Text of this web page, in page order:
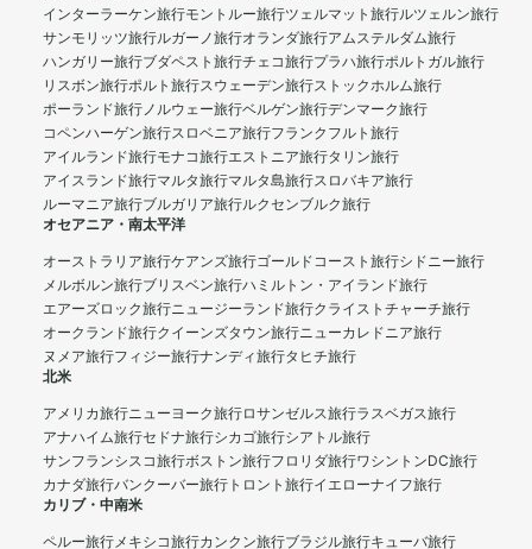
インターラーケン旅行モントルー旅行ツェルマット旅行ルツェルン旅行
サンモリッツ旅行ルガーノ旅行オランダ旅行アムステルダム旅行
ハンガリー旅行ブダペスト旅行チェコ旅行プラハ旅行ポルトガル旅行
リスボン旅行ポルト旅行スウェーデン旅行ストックホルム旅行
ポーランド旅行ノルウェー旅行ベルゲン旅行デンマーク旅行
コペンハーゲン旅行スロベニア旅行フランクフルト旅行
アイルランド旅行モナコ旅行エストニア旅行タリン旅行
アイスランド旅行マルタ旅行マルタ島旅行スロバキア旅行
ルーマニア旅行ブルガリア旅行ルクセンブルク旅行
オセアニア・南太平洋
オーストラリア旅行ケアンズ旅行ゴールドコースト旅行シドニー旅行
メルボルン旅行ブリスベン旅行ハミルトン・アイランド旅行
エアーズロック旅行ニュージーランド旅行クライストチャーチ旅行
オークランド旅行クイーンズタウン旅行ニューカレドニア旅行
ヌメア旅行フィジー旅行ナンディ旅行タヒチ旅行
北米
アメリカ旅行ニューヨーク旅行ロサンゼルス旅行ラスベガス旅行
アナハイム旅行セドナ旅行シカゴ旅行シアトル旅行
サンフランシスコ旅行ボストン旅行フロリダ旅行ワシントンDC旅行
カナダ旅行バンクーバー旅行 トロント旅行イエローナイフ旅行
カリブ・中南米
ペルー旅行メキシコ旅行カンクン旅行ブラジル旅行キューバ旅行